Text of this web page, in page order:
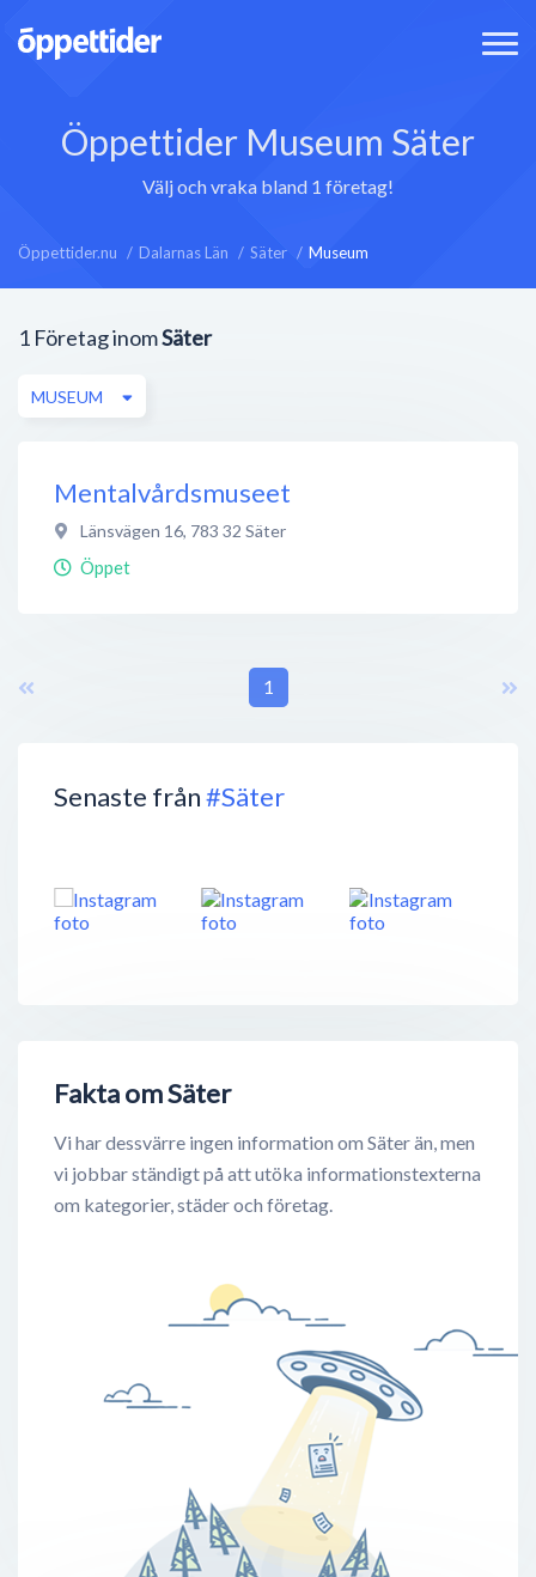
Öppettider Museum Säter
Välj och vraka bland 1 företag!
Öppettider.nu Dalarnas Län Säter Museum
Senaste från#Säter
Fakta om Säter
Vi har dessvärre ingen information om Säter än, men
vi jobbar ständigt på att utöka informationstexterna
om kategorier, städer och företag.
1 Företag inomSäter
MUSEUM
Mentalvårdsmuseet
Länsvägen 16, 783 32 Säter
Öppet
1